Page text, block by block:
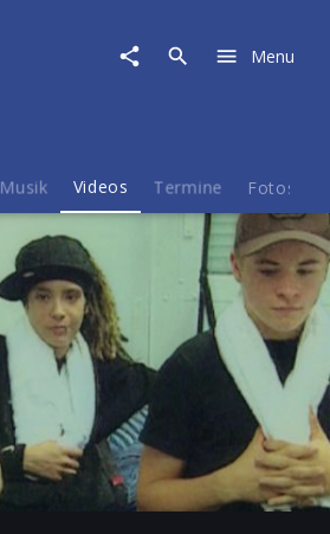
Menu
Musik Videos Termine Fotos
-03:25
Mute
Play